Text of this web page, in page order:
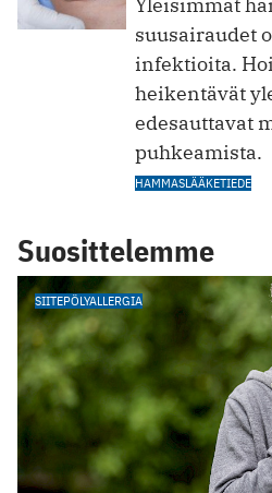
Yleisimmät
suusairaudet
infektioita.
heikentävät
edesauttavat
puhkeamista.
HAMMASLÄÄKETIEDE
Suosittelemme
SIITEPÖLYALLERGIA